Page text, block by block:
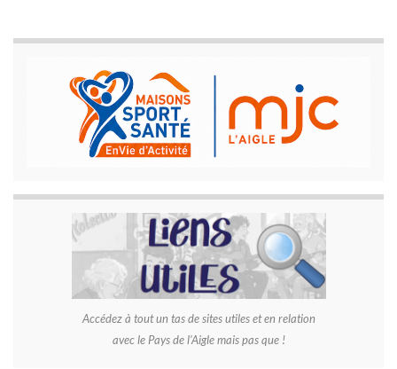
Accédez à tout un tas de sites utiles et en relation
avec le Pays de l'Aigle mais pas que !